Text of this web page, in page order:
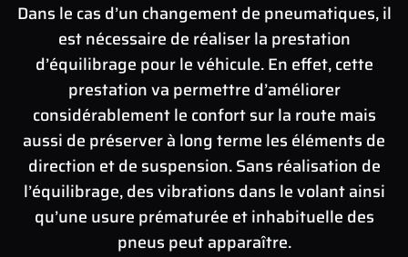
Dans le cas d’un changement de pneumatiques, il
est nécessaire de réaliser la prestation
d’équilibrage pour le véhicule. En effet, cette
prestation va permettre d’améliorer
considérablement le confort sur la route mais
aussi de préserver à long terme les éléments de
direction et de suspension. Sans réalisation de
l’équilibrage, des vibrations dans le volant ainsi
qu’une usure prématurée et inhabituelle des
pneus peut apparaître.